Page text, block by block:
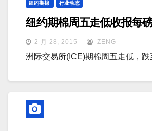
纽约期棉 行业动态
纽约期棉周五走低收报每
2 月 28, 2015 ZENG
洲际交易所(ICE)期棉周五走低，